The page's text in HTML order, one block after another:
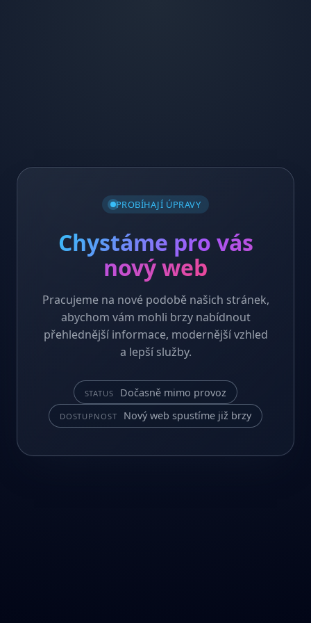
PROBÍHAJÍ ÚPRAVY
Chystáme pro vás
nový web
Pracujeme na nové podobě našich stránek,
abychom vám mohli brzy nabídnout
přehlednější informace, modernější vzhled
a lepší služby.
STATUS Dočasně mimo provoz
DOSTUPNOST Nový web spustíme již brzy